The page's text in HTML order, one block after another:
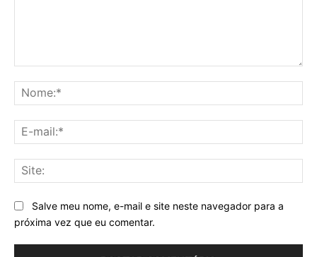
Salve meu nome, e-mail e site neste navegador para a
próxima vez que eu comentar.